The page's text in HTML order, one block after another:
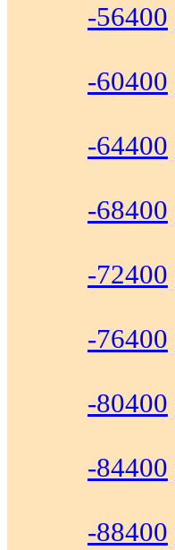
-56400
-60400
-64400
-68400
-72400
-76400
-80400
-84400
-88400